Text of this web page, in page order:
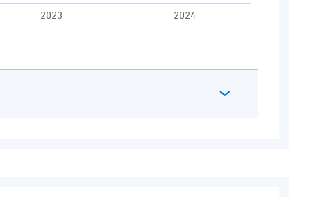
2023 2024